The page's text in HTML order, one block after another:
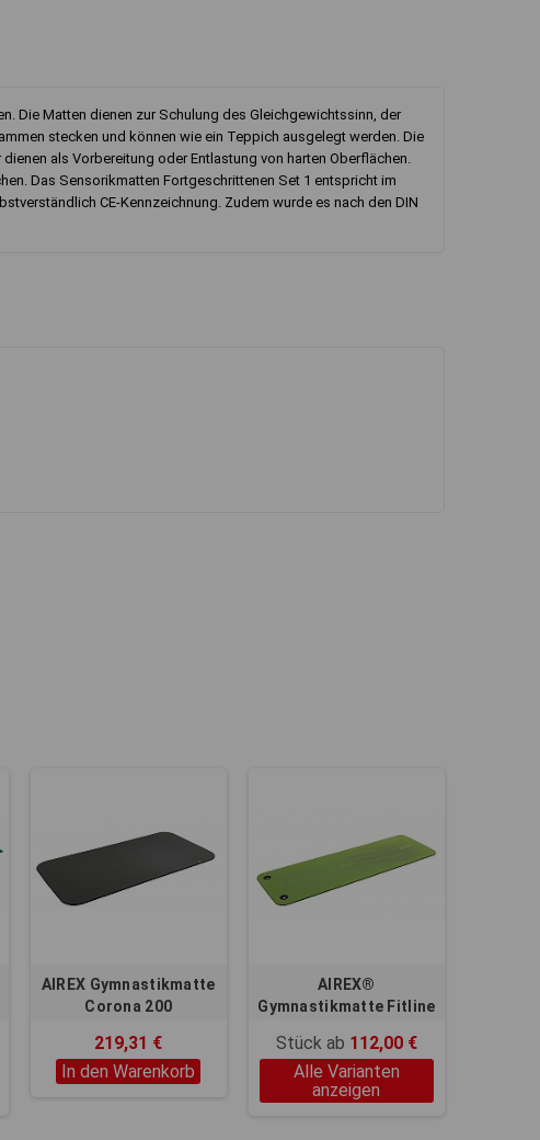
Die Matten dienen zur Schulung des Gleichgewichtssinn, der
stecken und können wie ein Teppich ausgelegt werden. Die
als Vorbereitung oder Entlastung von harten Oberflächen.
Das Sensorikmatten Fortgeschrittenen Set 1 entspricht im
CE-Kennzeichnung. Zudem wurde es nach den DIN
AIREX Gymnastikmatte
Corona 200
219,31 €
In den Warenkorb
AIREX®
Gymnastikmatte Fitline
Stück ab 112,00 €
Alle Varianten
anzeigen